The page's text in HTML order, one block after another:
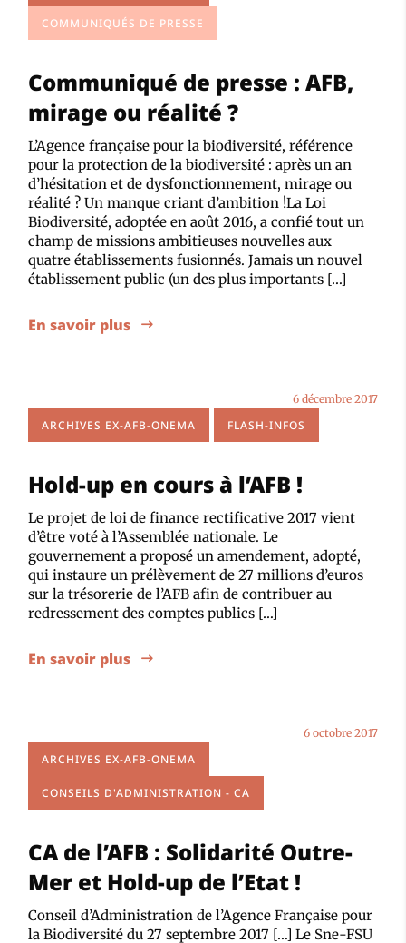
COMMUNIQUÉS DE PRESSE
Communiqué de presse : AFB,
mirage ou réalité ?
L’Agence française pour la biodiversité, référence
pour la protection de la biodiversité : après un an
d’hésitation et de dysfonctionnement, mirage ou
réalité ? Un manque criant d’ambition !La Loi
Biodiversité, adoptée en août 2016, a confié tout un
champ de missions ambitieuses nouvelles aux
quatre établissements fusionnés. Jamais un nouvel
établissement public (un des plus importants […]
En savoir plus
ARCHIVES EX-AFB-ONEMA FLASH-INFOS
6 décembre 2017
Hold-up en cours à l’AFB !
Le projet de loi de finance rectificative 2017 vient
d’être voté à l’Assemblée nationale. Le
gouvernement a proposé un amendement, adopté,
qui instaure un prélèvement de 27 millions d’euros
sur la trésorerie de l’AFB afin de contribuer au
redressement des comptes publics […]
En savoir plus
ARCHIVES EX-AFB-ONEMA
CONSEILS D'ADMINISTRATION - CA
6 octobre 2017
CA de l’AFB : Solidarité Outre-
Mer et Hold-up de l’Etat !
Conseil d’Administration de l’Agence Française pour
la Biodiversité du 27 septembre 2017 […] Le Sne-FSU